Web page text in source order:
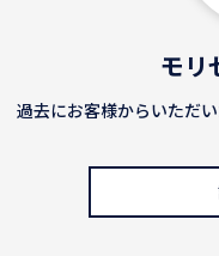
モリ
過去にお客様からいただ